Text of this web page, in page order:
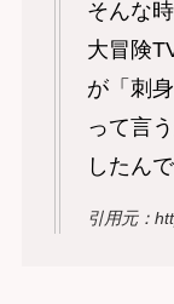
そんな
大冒険
が「刺
って言
したんで
引用元：